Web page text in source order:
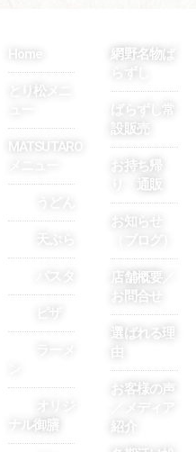
Home
とり松メニ
MATSUTARO
天ぷら
ナル御膳
網野名物ば
らずし
ばらずし常
設販売
お持ち帰
り・通販
お知らせ
店舗概要／
お問合せ
選ばれる理
由
お客様の声
紹介